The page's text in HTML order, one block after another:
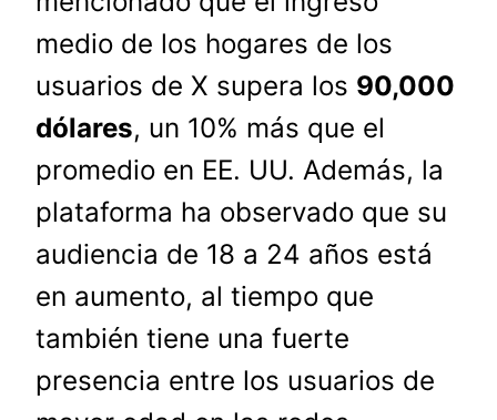
medio de los hogares de los
usuarios de X supera los 90,000
dólares, un 10% más que el
promedio en EE. UU. Además, la
plataforma ha observado que su
audiencia de 18 a 24 años está
en aumento, al tiempo que
también tiene una fuerte
presencia entre los usuarios de